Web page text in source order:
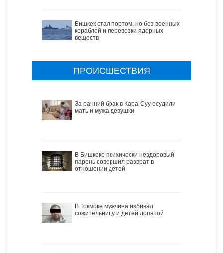
Бишкек стал портом, но без военных
кораблей и перевозки ядерных
веществ
ПРОИСШЕСТВИЯ
За ранний брак в Кара-Суу осудили
мать и мужа девушки
В Бишкеке психически нездоровый
парень совершил разврат в
отношении детей
В Токмоке мужчина избивал
сожительницу и детей лопатой